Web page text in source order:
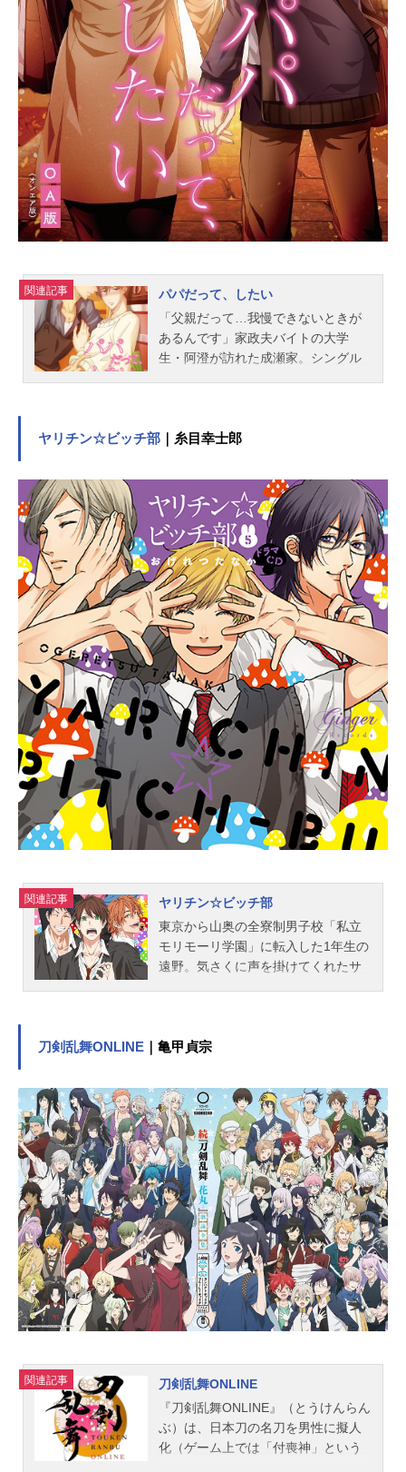
関連記事
パパだって、したい
「父親だって…我慢できないときが
あるんです」家政夫バイトの大学
生・阿澄が訪れた成瀬家。シングル
なのについ意識してしまう阿澄。そ
付くと、ついつい魔が差してしま
い…。成瀬さん、子持ちのくせにエ
ロすぎだろ…！作品名パパだって、
したい放送形態TVアニメスケジュー
ル2019年1月6日（日）～2019年2月
24日（日）TOKYOMXほか話数全8話
キャスト阿澄皇哉：山中真尋成瀬圭
壱：寺島惇太成瀬壱佳：古木のぞみ
油井亮平：白井悠介スタッフ原作：
世尾せりな監督：熨斗谷充孝脚本：
西藤歩キャラクターデザイン：永井
泰平音響監督：えのもとたかひろ音
響制作：スタジオマウスアニメーシ
ョン制作：マジックバス制作：ピカ
ンテサーカス製作：彗星社主題歌「H
omesweetHome」阿澄皇哉（山中真
尋）、成瀬圭壱（寺島惇太）公開開
始年＆季節2019冬アニメ(C)世尾せり
な/SuiseishaInc.TVアニメ『パパだっ
信情報【PR】※本ページは動画配信
サービスのプロモーションが含まれ
ています。※詳細や最新の配信情報
は...
ヤリチン☆ビッチ部 ｜糸目幸士郎
関連記事
ヤリチン☆ビッチ部
東京から山奥の全寮制男子校「私立
モリモーリ学園」に転入した1年生の
遠野。気さくに声を掛けてくれたサ
部とは名ばかり、キャラの濃い先輩
チ部」だった！！動揺する遠野とは
対照的に同時入部した加島はまった
く動じず、どさくさにまぎれて遠野
に告白までしてくる。遠野自身は矢
口のことを可愛く思っているのだ
が、その矢口は加島と一緒にいると
顔を赤くしたりしてなにやらワケあ
り。性に奔放な先輩たちに翻弄され
る、新入部員・遠野と加島の不器用
でピュアな青春ラブストーリー！作
品名ヤリチン☆ビッチ部放送形態OV
Aスケジュール2018年9月21日（金）
話数全2話キャスト遠野高志：小林裕
歩ジミー：熊谷健太郎百合絢斗：佐
藤拓也田村唯：小野友樹明美圭一：
代永翼糸目幸士郎：山中真尋鹿谷
樹：中澤まさともスタッフ原作：お
げれつたなか「ヤリチン☆ビッチ
刀剣乱舞ONLINE ｜亀甲貞宗
関連記事
刀剣乱舞ONLINE
『刀剣乱舞ONLINE』（とうけんらん
ぶ）は、日本刀の名刀を男性に擬人
化（ゲーム上では「付喪神」という